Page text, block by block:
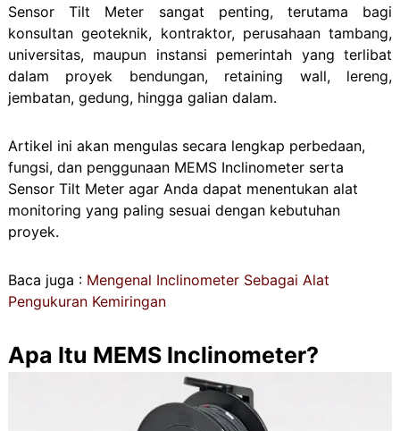
Sensor Tilt Meter sangat penting, terutama bagi
konsultan geoteknik, kontraktor, perusahaan tambang,
universitas, maupun instansi pemerintah yang terlibat
dalam proyek bendungan, retaining wall, lereng,
jembatan, gedung, hingga galian dalam.
Artikel ini akan mengulas secara lengkap perbedaan,
fungsi, dan penggunaan MEMS Inclinometer serta
Sensor Tilt Meter agar Anda dapat menentukan alat
monitoring yang paling sesuai dengan kebutuhan
proyek.
Baca juga : Mengenal Inclinometer Sebagai Alat
Pengukuran Kemiringan
Apa Itu MEMS Inclinometer?